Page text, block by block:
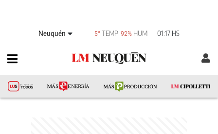
Neuquén 5°TEMP 92% HUM 01:17 HS